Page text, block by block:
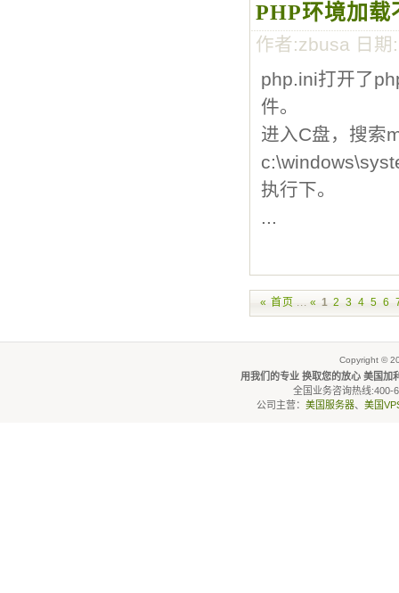
PHP环境加载
作者:zbusa 日
php.ini打开了
件。
进入C盘，搜索
执行下。
...
« 首页 ... « 1 2 3 4 5 6
Copyright ©
用我们的专业 换取您的放心 美国
全国业务咨询热线:400-
公司主营： 美国服务器、 美国